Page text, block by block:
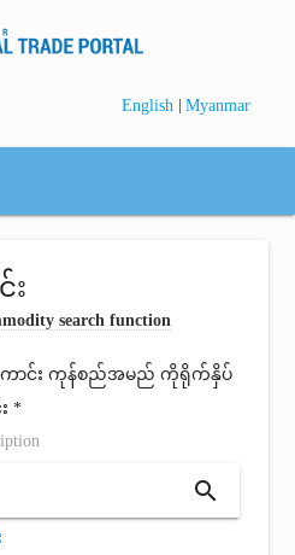
English | Myanmar
း
search function
ကောင်း ကုန်စည်အမည် ကိုရိုက်နှိပ်
*
search